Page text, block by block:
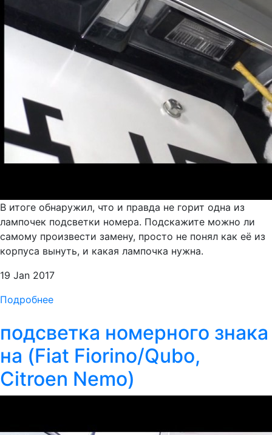
В итоге обнаружил, что и правда не горит одна из
лампочек подсветки номера. Подскажите можно ли
самому произвести замену, просто не понял как её из
корпуса вынуть, и какая лампочка нужна.
19 Jan 2017
Подробнее
подсветка номерного знака
на (Fiat Fiorino/Qubo,
Citroen Nemo)